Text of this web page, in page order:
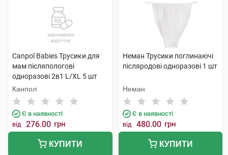
Canpol Babies Трусики для
мам післяпологові
одноразові 2в1 L/XL 5 шт
Канпол
Є в наявності
від 276.00 грн
КУПИТИ
Неман Трусики поглинаючі
післяродові одноразові 1 шт
Неман
Є в наявності
від 480.00 грн
КУПИТИ